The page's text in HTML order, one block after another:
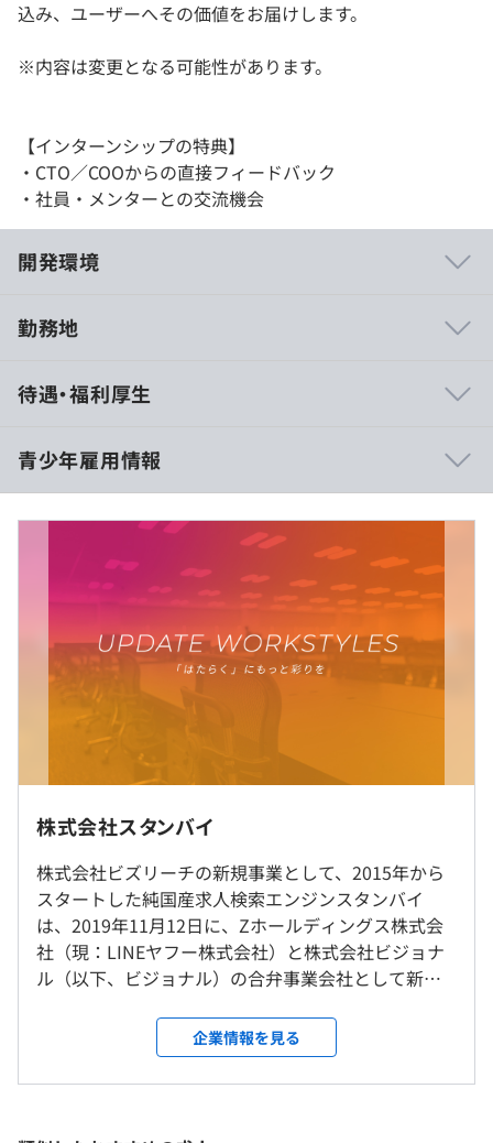
込み、ユーザーへその価値をお届けします。
※内容は変更となる可能性があります。
【インターンシップの特典】
・CTO／COOからの直接フィードバック
・社員・メンターとの交流機会
開発環境
期6万円の費用補助）
- セミナー・トレーニング受講、勉強会参加費用（交通
費含む）
- ソフトウェア・SaaS・クラウドのライセンス費用等
BigQuery、Elasticsearch
計画は1週間ごとのスプリントで見直し、改善していきま
す。
勤務地
受動喫煙防止措置に関する事項
従業員に対する受動喫煙対策：原則禁煙（オフィスにより
ビル内に喫煙所あり）
待遇・福利厚生
《フレックスタイム制》
9:00〜18:00（実働：8時間）
コアタイム 12:00〜15:00
標準勤務時間帯 10:00〜19:00
平均残業時間：17.2時間/月
実施日のみ
インターンのためなし
インターンのためなし
青少年雇用情報
平均勤続年数
研修の有無及び内容
入社時研修 対象者：新入社員・中途社員（内容は別）
自己啓発支援の有無及びその内容
開発力向上支援制度（半期6万円/人）
メンター制度の有無
キャリアコンサルティング制度の有無及びその内容
なし
社内検定等の制度の有無及びその内容
なし
株式会社スタンバイ
株式会社ビズリーチの新規事業として、2015年から
スタートした純国産求人検索エンジンスタンバイ
は、2019年11月12日に、Zホールディングス株式会
社（現：LINEヤフー株式会社）と株式会社ビジョナ
ル（以下、ビジョナル）の合弁事業会社として新た
イオニアとして検索サービスを提供し続けてきたヤ
フーの検索技術と、求職者のための転職サービスを
作ってきたビズリーチのノウハウによって業界１位
企業情報を見る